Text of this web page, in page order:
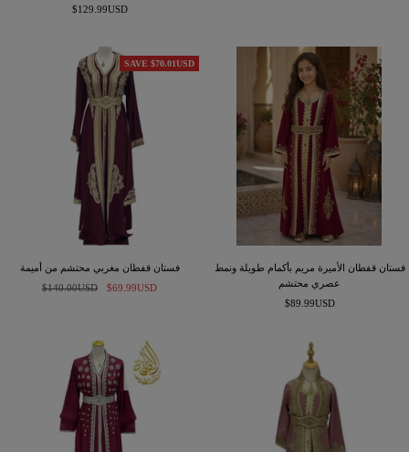
السعر
$129.99USD
فستان قفطان الأميرة مريم بأكمام طويلة ونمط
عصري محتشم
السعر
$89.99USD
SAVE $70.01USD
فستان قفطان مغربي محتشم من أميمة
السعر
$69.99USD
السعر
$140.00USD